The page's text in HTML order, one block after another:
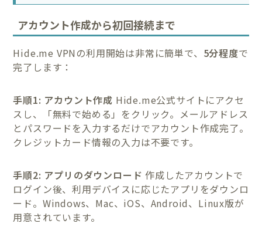
アカウント作成から初回接続まで
Hide.me VPNの利用開始は非常に簡単で、 5分程度で
完了します：
手順1: アカウント作成 Hide.me公式サイトにアクセ
スし、「無料で始める」をクリック。メールアドレス
とパスワードを入力するだけでアカウント作成完了。
クレジットカード情報の入力は不要です。
手順2: アプリのダウンロード 作成したアカウントで
ログイン後、利用デバイスに応じたアプリをダウンロ
ード。Windows、Mac、iOS、Android、Linux版が
用意されています。